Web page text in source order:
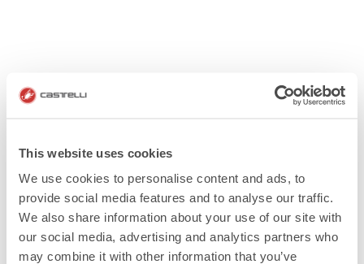
This website uses cookies
We use cookies to personalise content and ads, to
provide social media features and to analyse our traffic.
We also share information about your use of our site with
our social media, advertising and analytics partners who
may combine it with other information that you’ve